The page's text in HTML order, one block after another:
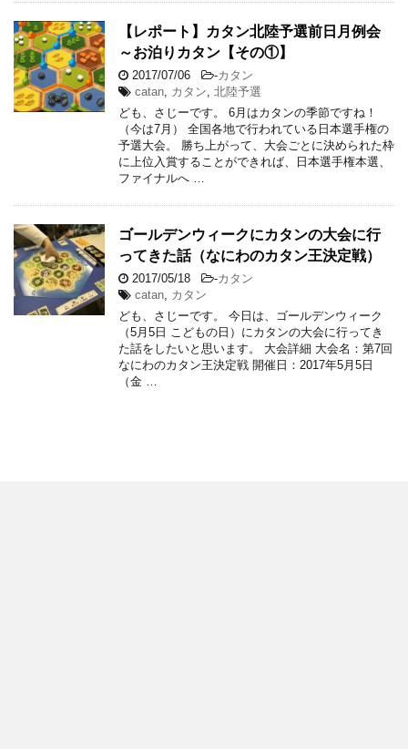
【レポート】カタン北陸予選前日月例会
～お泊りカタン【その①】
2017/07/06 -カタン
catan, カタン, 北陸予選
ども、さじーです。 6月はカタンの季節ですね！
（今は7月） 全国各地で行われている日本選手権の
予選大会。 勝ち上がって、大会ごとに決められた枠
に上位入賞することができれば、日本選手権本選、
ファイナルへ …
ゴールデンウィークにカタンの大会に行
ってきた話（なにわのカタン王決定戦）
2017/05/18 -カタン
catan, カタン
ども、さじーです。 今日は、ゴールデンウィーク
（5月5日 こどもの日）にカタンの大会に行ってき
た話をしたいと思います。 大会詳細 大会名：第7回
なにわのカタン王決定戦 開催日：2017年5月5日
（金 …